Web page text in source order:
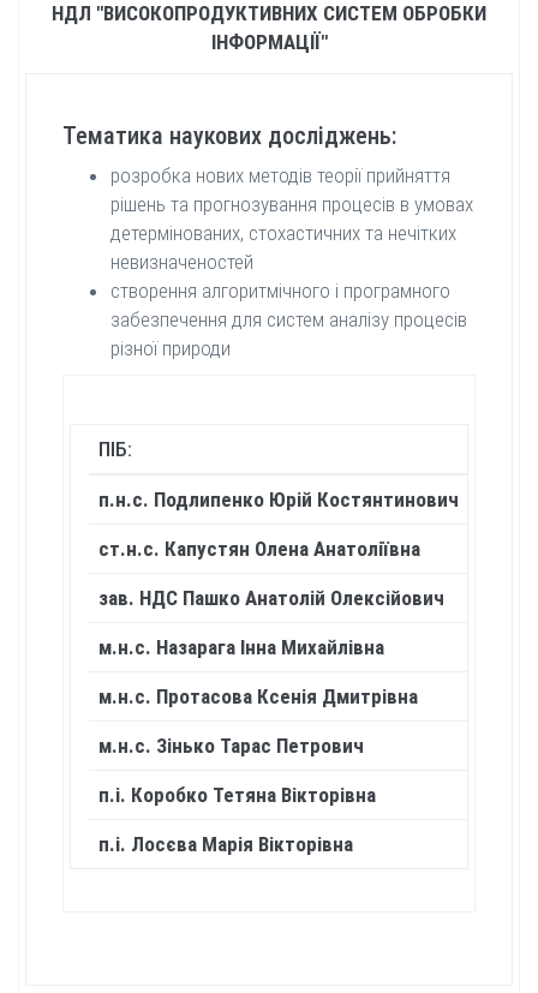
НДЛ "ВИСОКОПРОДУКТИВНИХ СИСТЕМ ОБРОБКИ
ІНФОРМАЦІЇ"
Тематика наукових досліджень:
розробка нових методів теорії прийняття
рішень та прогнозування процесів в умовах
детермінованих, стохастичних та нечітких
невизначеностей
створення алгоритмічного і програмного
забезпечення для систем аналізу процесів
різної природи
ПІБ:
п.н.с. Подлипенко Юрiй Костянтинович
ст.н.с. Капустян Олена Анатолiївна
зав. НДС Пашко Анатолій Олексійович
м.н.с. Назарага Інна Михайлівна
м.н.с. Протасова Ксенія Дмитрівна
м.н.с. Зінько Тарас Петрович
п.і. Коробко Тетяна Вікторівна
п.і. Лосєва Марія Вікторівна